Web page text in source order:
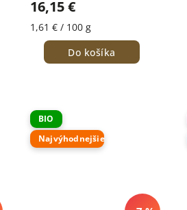
16,15 €
1,61 € / 100 g
Do košíka
BIO
Najvýhodnejšie